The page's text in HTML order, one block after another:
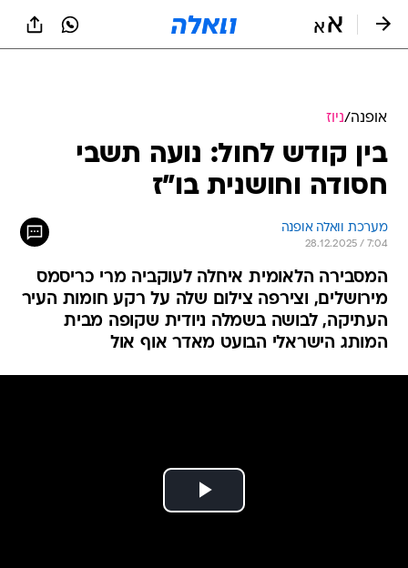
אופנה/ניוז
בין קודש לחול: נועה תשבי
חסודה וחושנית בו"ז
מערכת וואלה אופנה
28.12.2025 / 7:04
המסבירה הלאומית איחלה לעוקביה מרי כריסמס
מירושלים, וצירפה צילום שלה על רקע חומות העיר
העתיקה, לבושה בשמלה ניודית שקופה מבית
המותג הישראלי הבועט מאדר אוף אול